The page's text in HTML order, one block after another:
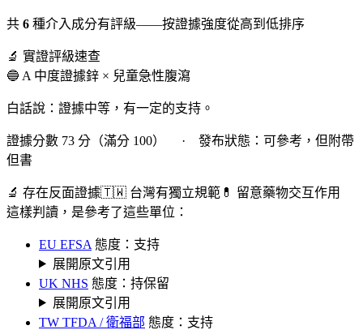
共 6 種介入成分有評級——按證據強度從高到低排序
🔬 實證評級速查
🔵 A 中度證據鋅 × 兒童急性腹瀉
白話說：證據中等，有一定的支持。
證據分數 73 分（滿分 100） · 發布狀態：可參考，但附帶
但書
🔬 存在反面證據🇹🇼 台灣有獨立規範 💊 留意藥物交互作用
這樣判讀，是參考了這些單位：
EU EFSA 態度：支持
展開原文引用
UK NHS 態度：持保留
展開原文引用
TW TFDA / 衛福部 態度：支持